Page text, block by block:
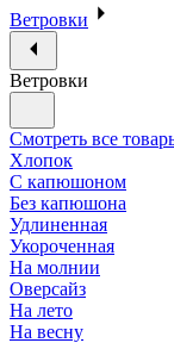
Ветровки
Ветровки
Смотреть все
Хлопок
С капюшоном
Без капюшона
Удлиненная
Укороченная
На молнии
Оверсайз
На лето
На весну